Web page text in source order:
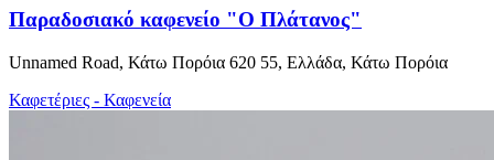
Παραδοσιακό καφενείο "Ο Πλάτανος"
Unnamed Road, Κάτω Πορόια 620 55, Ελλάδα, Κάτω Πορόια
Καφετέριες - Καφενεία